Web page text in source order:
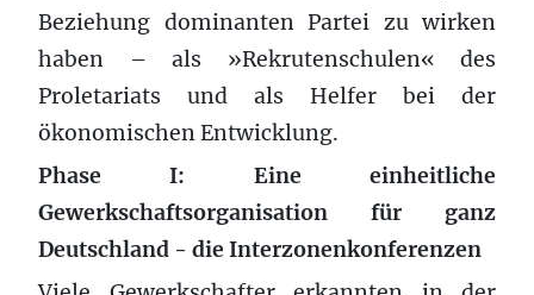
Beziehung dominanten Partei zu wirken
haben – als »Rekrutenschulen« des
Proletariats und als Helfer bei der
ökonomischen Entwicklung.
Phase I: Eine einheitliche
Gewerkschaftsorganisation für ganz
Deutschland - die Interzonenkonferenzen